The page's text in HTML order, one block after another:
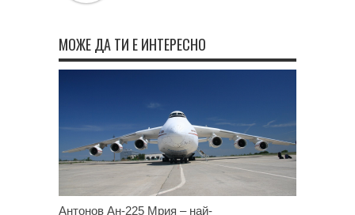
МОЖЕ ДА ТИ Е ИНТЕРЕСНО
Антонов Ан-225 Мрия – най-